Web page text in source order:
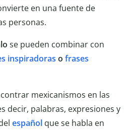
en una fuente de
personas.
se pueden combinar con
inspiradoras o frases
mexicanismos en las
decir, palabras, expresiones y
español que se habla en